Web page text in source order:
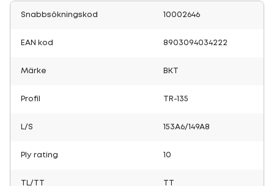
Snabbsökningskod 10002646
EAN kod 8903094034222
Märke BKT
Profil TR-135
L/S 153A6/149A8
Ply rating 10
TL/TT